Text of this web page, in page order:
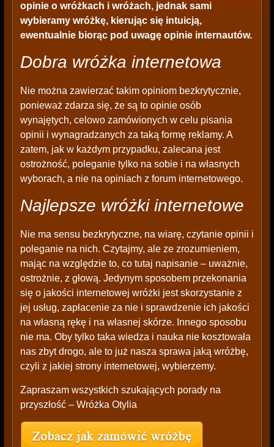
opinie o wróżkach i wróżach, jednak sami
wybieramy wróżkę, kierując się intuicją,
ewentualnie biorąc pod uwagę opinie internautów.
Dobra wróżka internetowa
Nie można zawierzać takim opiniom bezkrytycznie,
ponieważ zdarza się, że są to opinie osób
wynajętych, celowo zamówionych w celu pisania
opinii i wynagradzanych za taką formę reklamy. A
zatem, jak w każdym przypadku, zalecana jest
ostrożność, poleganie tylko na sobie i na własnych
wyborach, a nie na opiniach z forum internetowego.
Najlepsze wróżki internetowe
Nie ma sensu bezkrytyczne, na wiarę, czytanie opinii i
poleganie na nich. Czytajmy, ale ze zrozumieniem,
mając na względzie to, co tutaj napisanie – uważnie,
ostrożnie, z głową. Jedynym sposobem przekonania
się o jakości internetowej wróżki jest skorzystanie z
jej usług, zapłacenie za nie i sprawdzenie ich jakości
na własną rękę i na własnej skórze. Innego sposobu
nie ma. Oby tylko taka wiedza i nauka nie kosztowała
nas zbyt drogo, ale to już nasza sprawa jaką wróżbę,
czyli z jakiej strony internetowej, wybierzemy.
Zapraszam wszystkich szukających porady na
przyszłość – Wróżka Otylia